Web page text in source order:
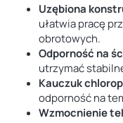
Uzębiona
ułatwia pracę
obrotowych.
Odporność na
utrzymać
Kauczuk
odporność na
Wzmocnienie